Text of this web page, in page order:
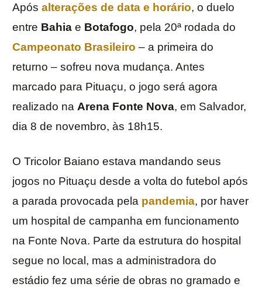
Após alterações de data e horário, o duelo
entre Bahia e Botafogo, pela 20ª rodada do
Campeonato Brasileiro – a primeira do
returno – sofreu nova mudança. Antes
marcado para Pituaçu, o jogo será agora
realizado na Arena Fonte Nova, em Salvador,
dia 8 de novembro, às 18h15.
O Tricolor Baiano estava mandando seus
jogos no Pituaçu desde a volta do futebol após
a parada provocada pela pandemia, por haver
um hospital de campanha em funcionamento
na Fonte Nova. Parte da estrutura do hospital
segue no local, mas a administradora do
estádio fez uma série de obras no gramado e